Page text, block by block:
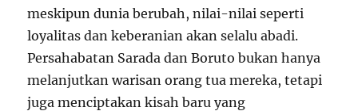
meskipun dunia berubah, nilai-nilai seperti
loyalitas dan keberanian akan selalu abadi.
Persahabatan Sarada dan Boruto bukan hanya
melanjutkan warisan orang tua mereka, tetapi
juga menciptakan kisah baru yang